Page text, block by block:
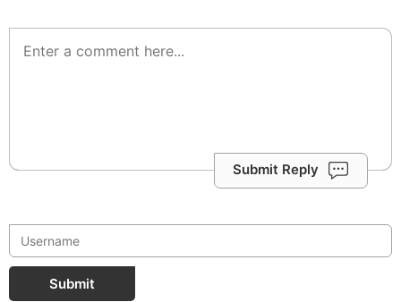
Submit Reply
Submit